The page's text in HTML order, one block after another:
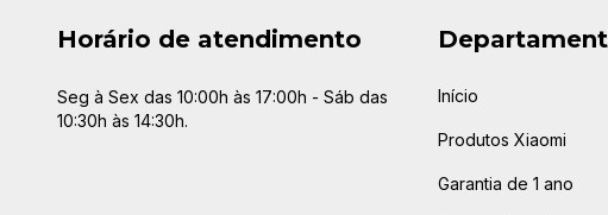
Horário de atendimento
Seg à Sex das 10:00h às 17:00h - Sáb das
10:30h às 14:30h.
Início
Produtos Xiaomi
Garantia de 1 ano